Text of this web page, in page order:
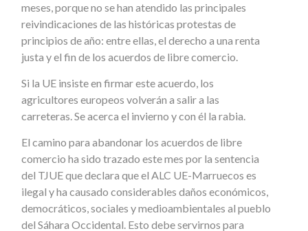
meses, porque no se han atendido las principales
reivindicaciones de las históricas protestas de
principios de año: entre ellas, el derecho a una renta
justa y el fin de los acuerdos de libre comercio.
Si la UE insiste en firmar este acuerdo, los
agricultores europeos volverán a salir a las
carreteras. Se acerca el invierno y con él la rabia.
El camino para abandonar los acuerdos de libre
comercio ha sido trazado este mes por la sentencia
del TJUE que declara que el ALC UE-Marruecos es
ilegal y ha causado considerables daños económicos,
democráticos, sociales y medioambientales al pueblo
del Sáhara Occidental. Esto debe servirnos para